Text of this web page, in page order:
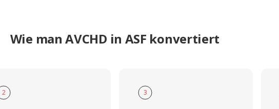
Wie man AVCHD in ASF konvertiert
2 3